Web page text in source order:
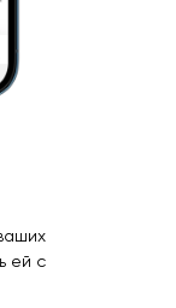
ей с